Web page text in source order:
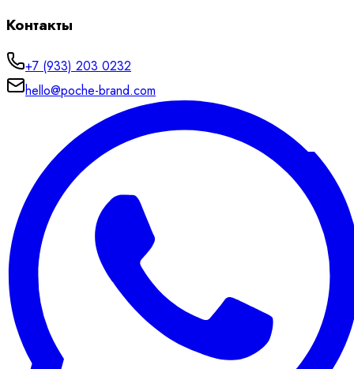
Контакты
+7 (933) 203 0232
hello@poche-brand.com